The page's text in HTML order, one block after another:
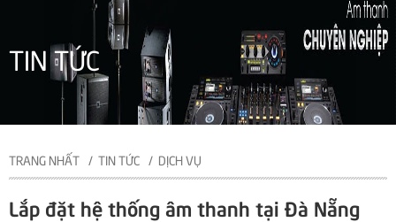
TIN TỨC
TRANG NHẤT TIN TỨC DỊCH VỤ
Lắp đặt hệ thống âm thanh tại Đà Nẵng